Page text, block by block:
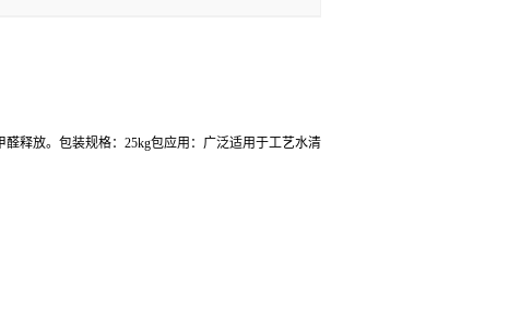
释放。 包装规格：25kg包应用：广泛适用于工艺水清